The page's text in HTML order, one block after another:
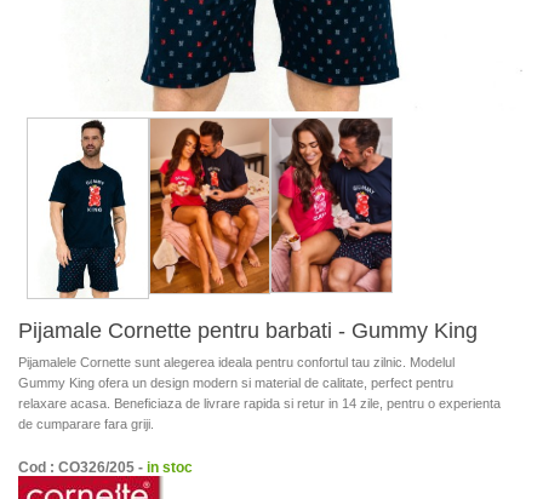
Pijamale Cornette pentru barbati - Gummy King
Pijamalele Cornette sunt alegerea ideala pentru confortul tau zilnic. Modelul
Gummy King ofera un design modern si material de calitate, perfect pentru
relaxare acasa. Beneficiaza de livrare rapida si retur in 14 zile, pentru o experienta
de cumparare fara griji.
Cod : CO326/205 - in stoc